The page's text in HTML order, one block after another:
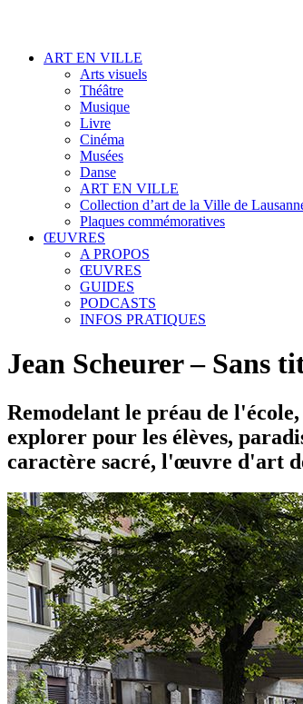
ART EN VILLE
Arts visuels
Théâtre
Musique
Livre
Cinéma
Musées
Danse
ART EN VILLE
Collection d’art de la Ville de
Plaques commémoratives
ŒUVRES
A PROPOS
ŒUVRES
GUIDES
PODCASTS
INFOS PRATIQUES
Jean Scheurer – Sans
Remodelant le préau de
explorer pour les élèves,
caractère sacré, l'œuvre d'art